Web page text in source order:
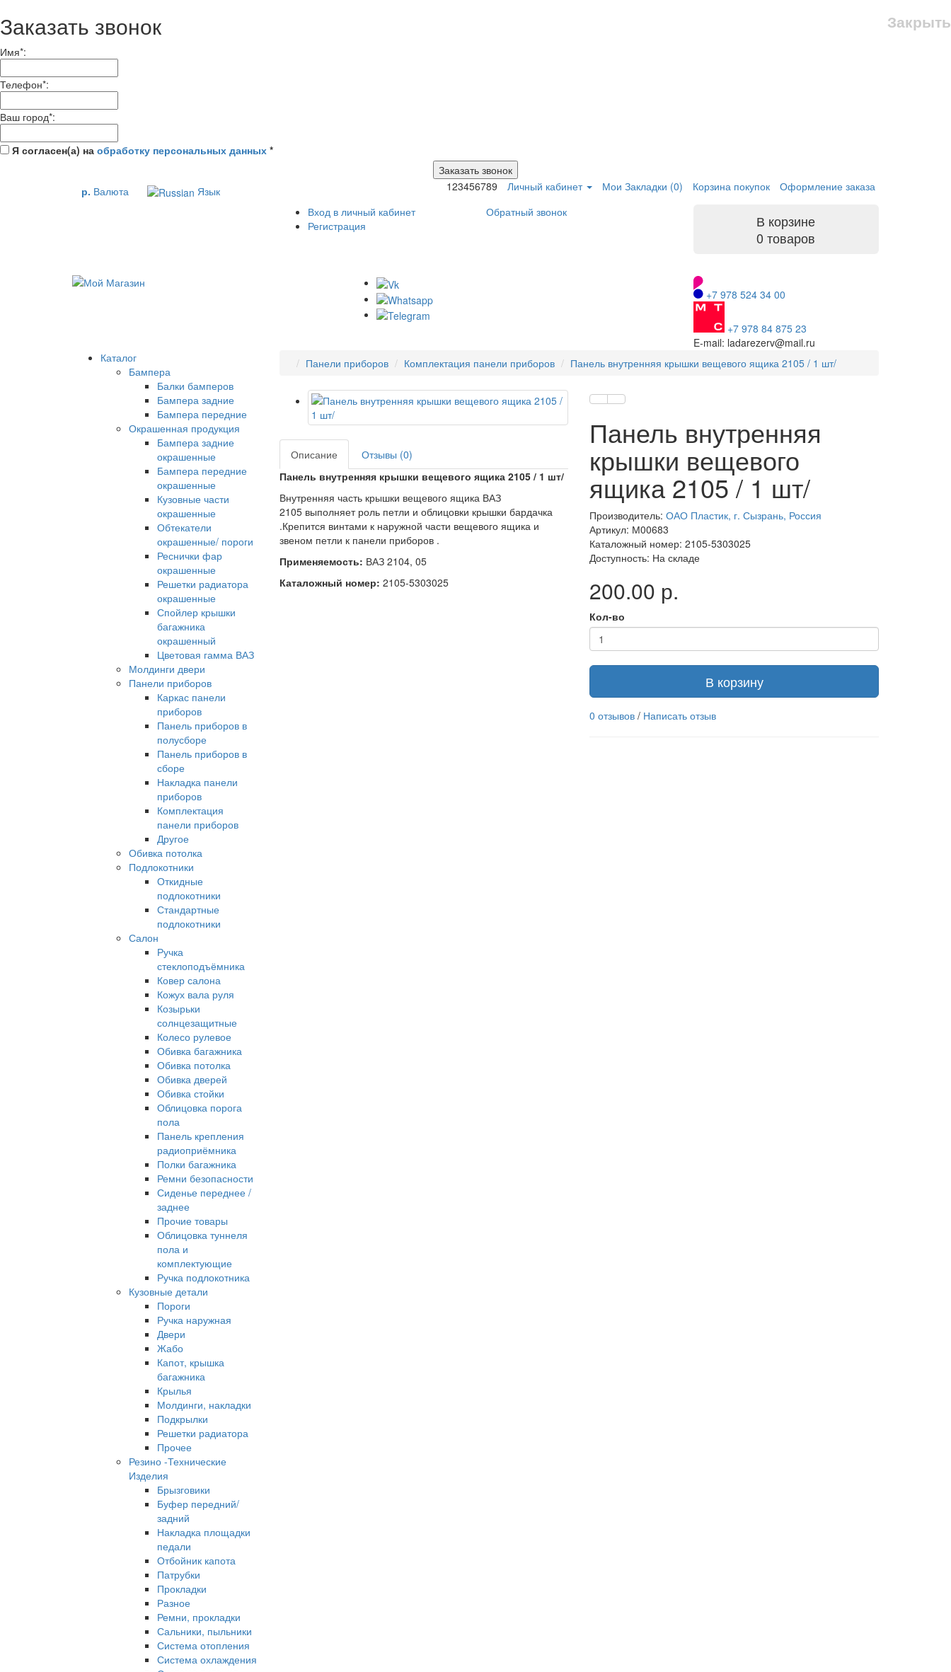
Закрыть
Заказать звонок
Имя*:
Телефон*:
Ваш город*:
Я согласен(а) на обработку персональных данных *
Заказать звонок
р. Валюта Язык 123456789 Личный кабинет Мои Закладки (0) Корзина покупок
Оформление заказа
Вход в личный кабинет
Регистрация
Обратный звонок
В корзине
0 товаров
+7 978 524 34 00
+7 978 84 875 23
E-mail: ladarezerv@mail.ru
Каталог
Бампера
Балки бамперов
Бампера задние
Бампера передние
Окрашенная продукция
Бампера задние
окрашенные
Бампера передние
окрашенные
Кузовные части
окрашенные
Обтекатели
окрашенные/ пороги
Реснички фар
окрашенные
Решетки радиатора
окрашенные
Спойлер крышки
багажника
окрашенный
Цветовая гамма ВАЗ
Молдинги двери
Панели приборов
Каркас панели
приборов
Панель приборов в
полусборе
Панель приборов в
сборе
Накладка панели
приборов
Комплектация
панели приборов
Другое
Обивка потолка
Подлокотники
Откидные
подлокотники
Стандартные
подлокотники
Салон
Ручка
стеклоподъёмника
Ковер салона
Кожух вала руля
Козырьки
солнцезащитные
Колесо рулевое
Обивка багажника
Обивка потолка
Обивка дверей
Обивка стойки
Облицовка порога
пола
Панель крепления
радиоприёмника
Полки багажника
Ремни безопасности
Сиденье переднее /
заднее
Прочие товары
Облицовка туннеля
пола и
комплектующие
Ручка подлокотника
Кузовные детали
Пороги
Ручка наружная
Двери
Жабо
Капот, крышка
багажника
Крылья
Молдинги, накладки
Подкрылки
Решетки радиатора
Прочее
Резино -Технические
Изделия
Брызговики
Буфер передний/
задний
Накладка площадки
педали
Отбойник капота
Патрубки
Прокладки
Разное
Ремни, прокладки
Сальники, пыльники
Система отопления
Система охлаждения
Панели приборов Комплектация панели приборов Панель внутренняя крышки вещевого ящика 2105 / 1 шт/
Описание
Отзывы (0)
Панель внутренняя крышки вещевого ящика 2105 / 1 шт/
Внутренняя часть крышки вещевого ящика ВАЗ
2105 выполняет роль петли и облицовки крышки бардачка
.Крепится винтами к наружной части вещевого ящика и
звеном петли к панели приборов .
Применяемость: ВАЗ 2104, 05
Каталожный номер: 2105-5303025
Панель внутренняя
крышки вещевого
ящика 2105 / 1 шт/
Производитель:ОАО Пластик, г. Сызрань, Россия
Артикул: М00683
Каталожный номер: 2105-5303025
Доступность: На складе
200.00 р.
Кол-во
В корзину
0 отзывов / Написать отзыв